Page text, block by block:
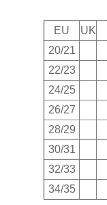
EU UK
20/21
22/23
24/25
26/27
28/29
30/31
32/33
34/35